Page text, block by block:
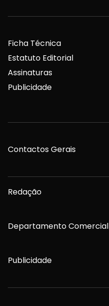
Ficha Técnica
Estatuto Editorial
Assinaturas
Publicidade
Contactos Gerais
Redação
Departamento Comercial
Publicidade